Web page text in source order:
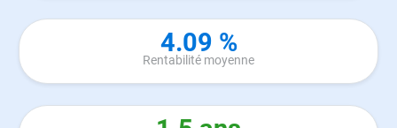
4.09 %
Rentabilité moyenne